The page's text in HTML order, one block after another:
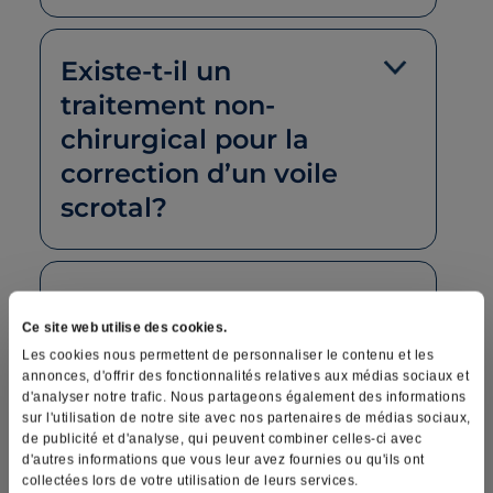
Ce site web utilise des cookies.
Les cookies nous permettent de personnaliser le contenu et les
annonces, d'offrir des fonctionnalités relatives aux médias sociaux et
d'analyser notre trafic. Nous partageons également des informations
sur l'utilisation de notre site avec nos partenaires de médias sociaux,
de publicité et d'analyse, qui peuvent combiner celles-ci avec
d'autres informations que vous leur avez fournies ou qu'ils ont
collectées lors de votre utilisation de leurs services.
Existe-t-il un
traitement non-
chirurgical pour la
correction d’un voile
scrotal?
technique
chirurgicale pour
corriger un voile
péno-scrotal?